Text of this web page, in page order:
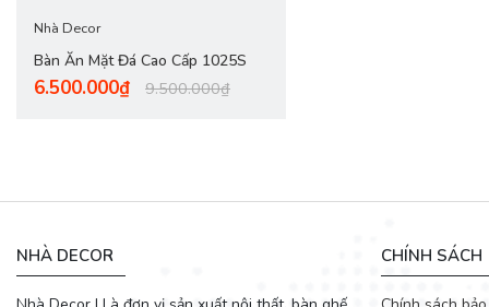
Là một trong những mẫu bàn ăn đẹp được yêu thích nhất tại
dáng bàn ăn này còn có thể kết hợp với mặt bàn đá giúp không
Nhà Decor
Bàn Ăn Mặt Đá Cao Cấp 1025S
6.500.000₫ 9.500.000₫
NHÀ DECOR CHÍNH SÁCH